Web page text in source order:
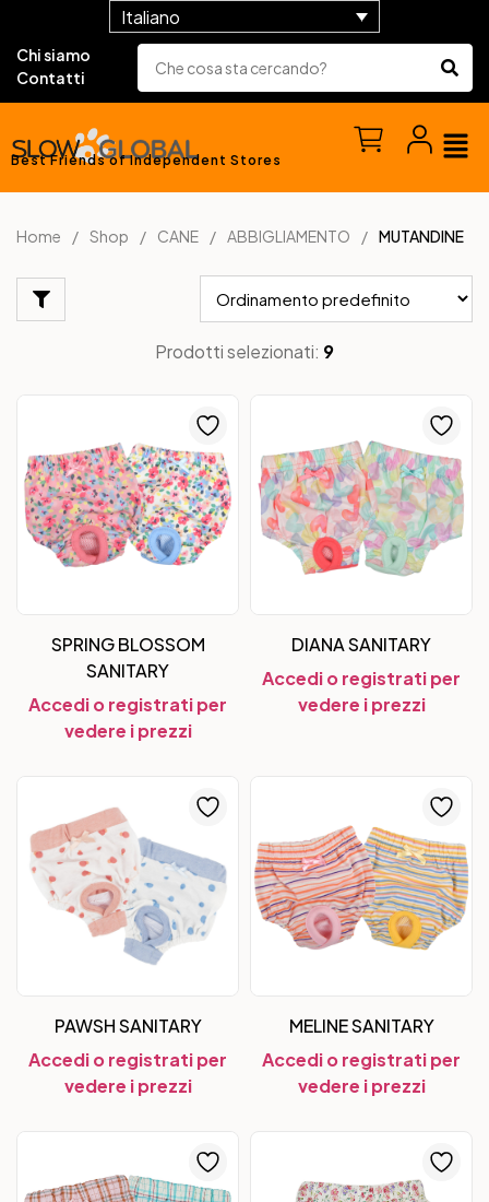
Italiano
Chi siamo
Contatti
Best Friends of Independent Stores
Home Shop CANE ABBIGLIAMENTO MUTANDINE
Prodotti selezionati: 9
SPRING BLOSSOM
SANITARY
Accedi o registrati per
vedere i prezzi
DIANA SANITARY
Accedi o registrati per
vedere i prezzi
PAWSH SANITARY
Accedi o registrati per
vedere i prezzi
MELINE SANITARY
Accedi o registrati per
vedere i prezzi